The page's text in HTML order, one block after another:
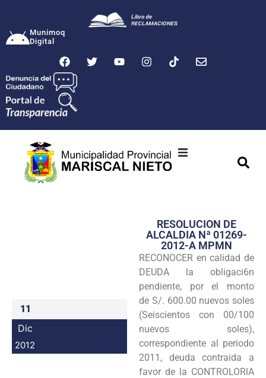
Munimoq
Digital
Transparencia
Seguridad
Programas
Intranet
11
Dic
2012
RESOLUCION DE
ALCALDIA Nª 01269-
2012-A MPMN
RECONOCER en calidad de
DEUDA la obligaci6n
pendiente, por el monto
de S/. 600.00 nuevos soles
(Seiscientos con 00/100
nuevos soles),
correspondiente al periodo
2011, deuda contraida a
favor de la CONTROLORlA